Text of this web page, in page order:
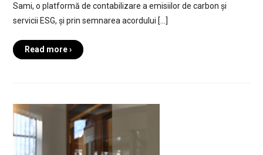
Sami, o platformă de contabilizare a emisiilor de carbon și
servicii ESG, și prin semnarea acordului […]
Read more ›